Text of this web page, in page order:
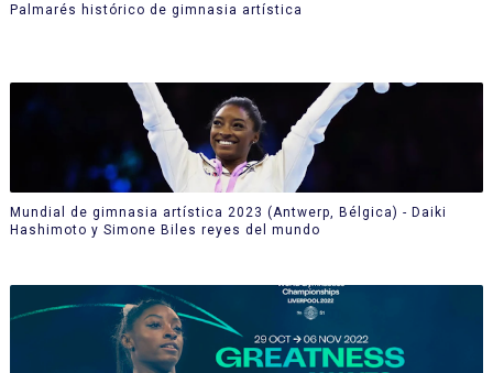
Palmarés histórico de gimnasia artística
Mundial de gimnasia artística 2023 (Antwerp, Bélgica) - Daiki
Hashimoto y Simone Biles reyes del mundo